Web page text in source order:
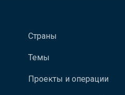
Страны
Темы
Проекты и операции